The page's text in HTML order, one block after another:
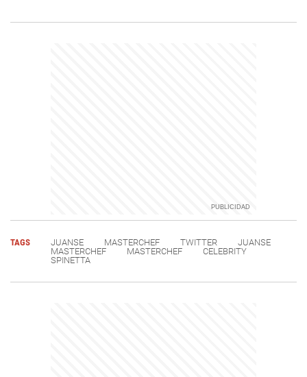
TAGS JUANSE MASTERCHEF TWITTER
JUANSE
MASTERCHEF
MASTERCHEF
CELEBRITY
SPINETTA